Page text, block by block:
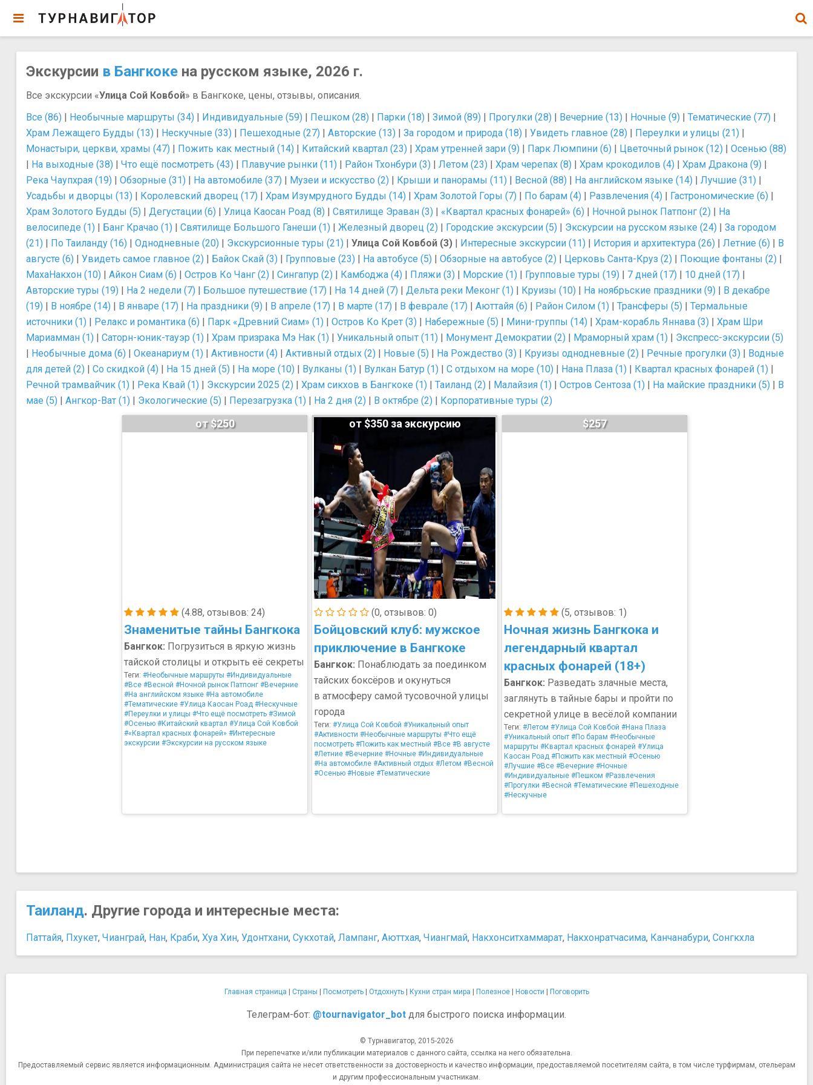
Экскурсии в Бангкоке на русском языке, 2026 г.
Все экскурсии «Улица Сой Ковбой» в Бангкоке, цены, отзывы, описания.
Все (86) | Необычные маршруты (34) | Индивидуальные (59) | Пешком (28) | Парки (18) | Зимой (89) | Прогулки (28) | Вечерние (13) | Ночные (9) | Тематические (77) |
Храм Лежащего Будды (13) | Нескучные (33) | Пешеходные (27) | Авторские (13) | За городом и природа (18) | Увидеть главное (28) | Переулки и улицы (21) |
Монастыри, церкви, храмы (47) | Пожить как местный (14) | Китайский квартал (23) | Храм утренней зари (9) | Парк Люмпини (6) | Цветочный рынок (12) | Осенью (88)
| На выходные (38) | Что ещё посмотреть (43) | Плавучие рынки (11) | Район Тхонбури (3) | Летом (23) | Храм черепах (8) | Храм крокодилов (4) | Храм Дракона (9) |
Река Чаупхрая (19) | Обзорные (31) | На автомобиле (37) | Музеи и искусство (2) | Крыши и панорамы (11) | Весной (88) | На английском языке (14) | Лучшие (31) |
Усадьбы и дворцы (13) | Королевский дворец (17) | Храм Изумрудного Будды (14) | Храм Золотой Горы (7) | По барам (4) | Развлечения (4) | Гастрономические (6) |
Храм Золотого Будды (5) | Дегустации (6) | Улица Каосан Роад (8) | Святилище Эраван (3) | «Квартал красных фонарей» (6) | Ночной рынок Патпонг (2) | На
велосипеде (1) | Банг Крачао (1) | Святилище Большого Ганеши (1) | Железный дворец (2) | Городские экскурсии (5) | Экскурсии на русском языке (24) | За городом
(21) | По Таиланду (16) | Однодневные (20) | Экскурсионные туры (21) | Улица Сой Ковбой (3) | Интересные экскурсии (11) | История и архитектура (26) | Летние (6) | В
августе (6) | Увидеть самое главное (2) | Байок Скай (3) | Групповые (23) | На автобусе (5) | Обзорные на автобусе (2) | Церковь Санта-Круз (2) | Поющие фонтаны (2) |
МахаНакхон (10) | Айкон Сиам (6) | Остров Ко Чанг (2) | Сингапур (2) | Камбоджа (4) | Пляжи (3) | Морские (1) | Групповые туры (19) | 7 дней (17) | 10 дней (17) |
Авторские туры (19) | На 2 недели (7) | Большое путешествие (17) | На 14 дней (7) | Дельта реки Меконг (1) | Круизы (10) | На ноябрьские праздники (9) | В декабре
(19) | В ноябре (14) | В январе (17) | На праздники (9) | В апреле (17) | В марте (17) | В феврале (17) | Аюттайя (6) | Район Силом (1) | Трансферы (5) | Термальные
источники (1) | Релакс и романтика (6) | Парк «Древний Сиам» (1) | Остров Ко Крет (3) | Набережные (5) | Мини-группы (14) | Храм-корабль Яннава (3) | Храм Шри
Мариамман (1) | Саторн-юник-тауэр (1) | Храм призрака Мэ Нак (1) | Уникальный опыт (11) | Монумент Демократии (2) | Мраморный храм (1) | Экспресс-экскурсии (5)
| Необычные дома (6) | Океанариум (1) | Активности (4) | Активный отдых (2) | Новые (5) | На Рождество (3) | Круизы однодневные (2) | Речные прогулки (3) | Водные
для детей (2) | Со скидкой (4) | На 15 дней (5) | На море (10) | Вулканы (1) | Вулкан Батур (1) | С отдыхом на море (10) | Нана Плаза (1) | Квартал красных фонарей (1) |
Речной трамвайчик (1) | Река Квай (1) | Экскурсии 2025 (2) | Xрам сикхов в Бангкоке (1) | Таиланд (2) | Малайзия (1) | Остров Сентоза (1) | На майские праздники (5) | В
мае (5) | Ангкор-Ват (1) | Экологические (5) | Перезагрузка (1) | На 2 дня (2) | В октябре (2) | Корпоративные туры (2)
(4.88, отзывов: 24)
Знаменитые тайны Бангкока
от $250
Бангкок: Погрузиться в яркую жизнь
тайской столицы и открыть её секреты
Теги: #Необычные маршруты #Индивидуальные
#Все #Весной #Ночной рынок Патпонг #Вечерние
#На английском языке #На автомобиле
#Тематические #Улица Каосан Роад #Нескучные
#Переулки и улицы #Что ещё посмотреть #Зимой
#Осенью #Китайский квартал #Улица Сой Ковбой
#«Квартал красных фонарей» #Интересные
экскурсии #Экскурсии на русском языке
(0, отзывов: 0)
Бойцовский клуб: мужское
приключение в Бангкоке
от $350 за экскурсию
Бангкок: Понаблюдать за поединком
тайских боксёров и окунуться
в атмосферу самой тусовочной улицы
города
Теги: #Улица Сой Ковбой #Уникальный опыт
#Активности #Необычные маршруты #Что ещё
посмотреть #Пожить как местный #Все #В августе
#Летние #Вечерние #Ночные #Индивидуальные
#На автомобиле #Активный отдых #Летом #Весной
#Осенью #Новые #Тематические
(5, отзывов: 1)
Ночная жизнь Бангкока и
легендарный квартал
красных фонарей (18+)
$257
Бангкок: Разведать злачные места,
заглянуть в тайные бары и пройти по
секретной улице в весёлой компании
Теги: #Летом #Улица Сой Ковбой #Нана Плаза
#Уникальный опыт #По барам #Необычные
маршруты #Квартал красных фонарей #Улица
Каосан Роад #Пожить как местный #Осенью
#Лучшие #Все #Вечерние #Ночные
#Индивидуальные #Пешком #Развлечения
#Прогулки #Весной #Тематические #Пешеходные
#Нескучные
Таиланд. Другие города и интересные места:
Паттайя, Пхукет, Чианграй, Нан, Краби, Хуа Хин, Удонтхани, Сукхотай, Лампанг, Аюттхая, Чиангмай, Накхонситхаммарат, Накхонратчасима, Канчанабури, Сонгкхла
Главная страница Страны Посмотреть| Отдохнуть| Кухни стран мира Полезное| Новости Поговорить
Телеграм-бот: @tournavigator_bot для быстрого поиска информации.
© Турнавигатор, 2015-2026
При перепечатке и/или публикации материалов с данного сайта, ссылка на него обязательна.
Предоставляемый сервис является информационным. Администрация сайта не несет ответственности за достоверность и качество информации, предоставляемой посетителям сайта, в том числе турфирмам, отельерам
и другим профессиональным участникам.